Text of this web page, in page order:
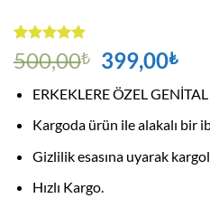
1
müşteri
puanına
5 üzerinden
500,00₺ Orijinal
fiyat:
500,00₺.
399,00₺Şu
ERKEKLERE ÖZEL
Kargoda ürün ile alakalı bir
Gizlilik esasına uyarak
Hızlı Kargo.